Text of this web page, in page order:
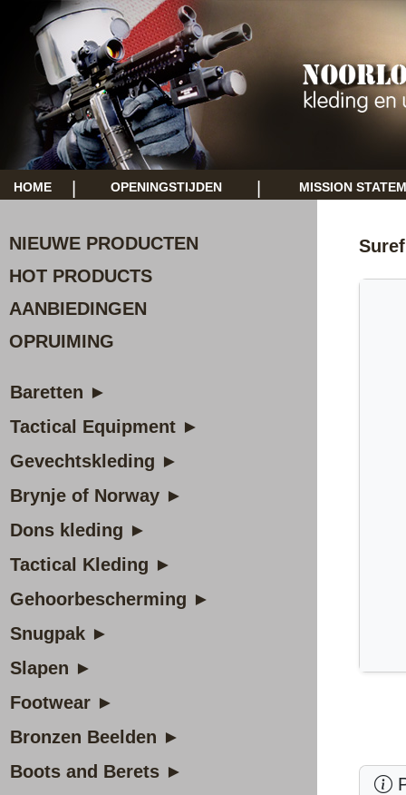
HOME OPENINGSTIJDEN MISSION
NIEUWE PRODUCTEN
HOT PRODUCTS
AANBIEDINGEN
OPRUIMING
Baretten ►
Tactical Equipment ►
Gevechtskleding ►
Brynje of Norway ►
Dons kleding ►
Tactical Kleding ►
Gehoorbescherming ►
Snugpak ►
Slapen ►
Footwear ►
Bronzen Beelden ►
Boots and Berets ►